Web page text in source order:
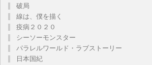
破局
線は、僕を描く
疫病２０２０
シーソーモンスター
パラレルワールド・ラブストーリー
日本国紀